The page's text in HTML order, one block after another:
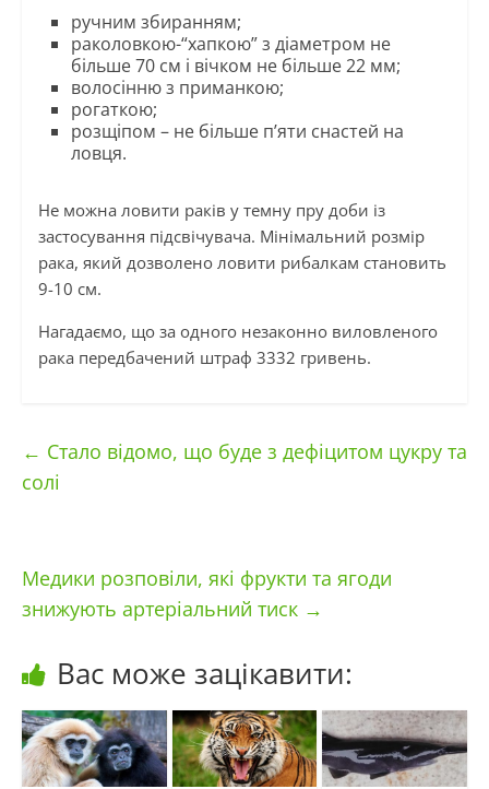
ручним збиранням;
раколовкою-“хапкою” з діаметром не
більше 70 см і вічком не більше 22 мм;
волосінню з приманкою;
рогаткою;
розщіпом – не більше п’яти снастей на
ловця.
Не можна ловити раків у темну пру доби із
застосування підсвічувача. Мінімальний розмір
рака, який дозволено ловити рибалкам становить
9-10 см.
Нагадаємо, що за одного незаконно виловленого
рака передбачений штраф 3332 гривень.
← Стало відомо, що буде з дефіцитом цукру та
солі
Медики розповіли, які фрукти та ягоди
знижують артеріальний тиск →
Вас може зацікавити: